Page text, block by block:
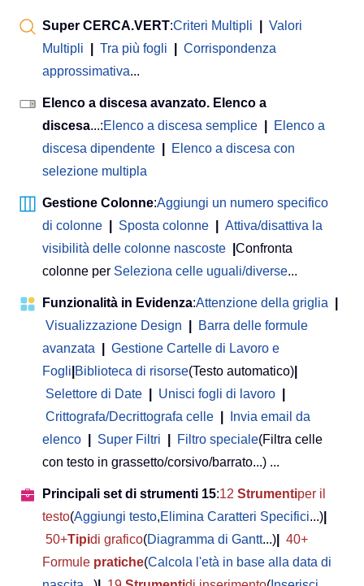
Super CERCA.VERT:Criteri Multipli
Valori
Multipli
Tra più fogli
Corrispondenza
approssimativa...
Elenco a discesa avanzato. Elenco a
discesa...:Elenco a discesa semplice
Elenco a
discesa dipendente
Elenco a discesa con
selezione multipla
Gestione Colonne:Aggiungi un numero specifico
di colonne
Sposta colonne
Attiva/disattiva la
visibilità delle colonne nascoste
Confronta
colonne per Seleziona celle uguali/diverse...
Funzionalità in Evidenza:Attenzione della griglia
Visualizzazione Design
Barra delle formule
avanzata
Gestione Cartelle di Lavoro e
Fogli Biblioteca di risorse(Testo automatico)
Selettore di Date
Unisci fogli di lavoro
Crittografa/Decrittografa celle
Invia email da
elenco
Super Filtri Filtro speciale(Filtra celle
con testo in grassetto/corsivo/barrato...) ...
Principali set di strumenti 15:12 Strumentiper il
testo(Aggiungi testo,Elimina Caratteri Specifici...)
50+Tipidi grafico(Diagramma di Gantt...)
40+
Formule pratiche(Calcola l'età in base alla data di